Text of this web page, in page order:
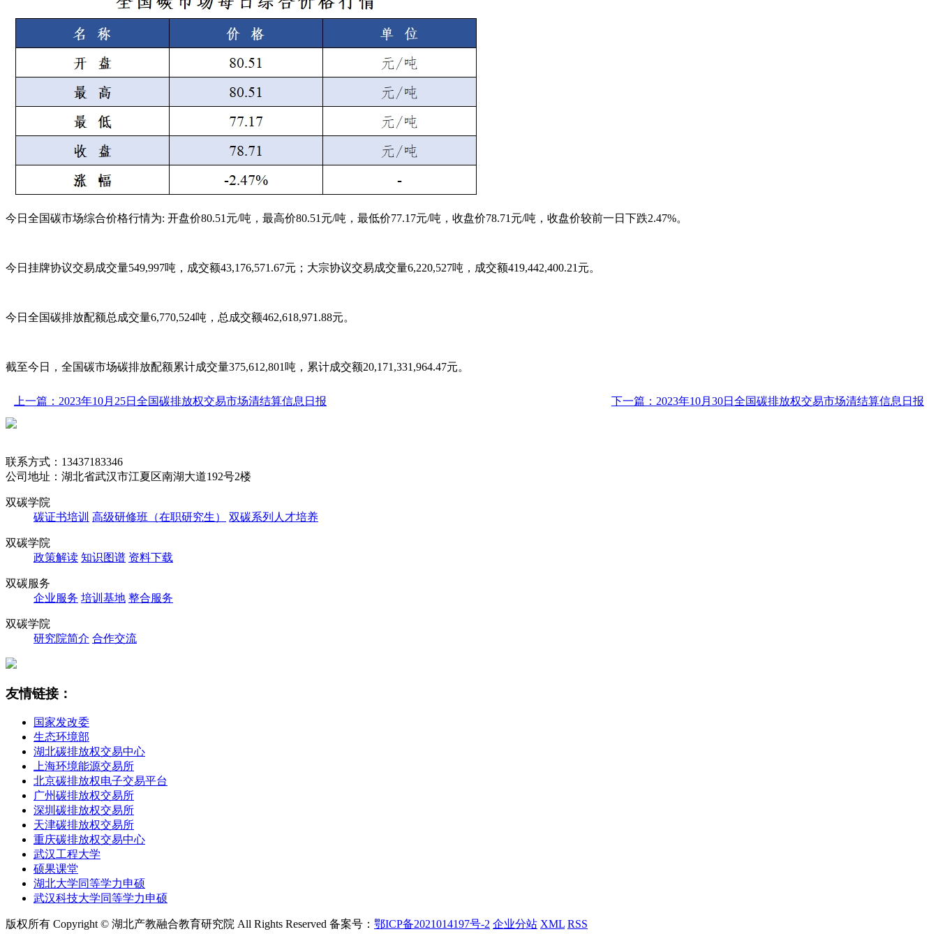
今日全国碳市场综合价格行情为: 开盘价80.51元/吨，最高价80.51元/吨，最低价77.17元/吨，收盘价78.71元/吨，收盘价较前一日下跌2.47%。
今日挂牌协议交易成交量549,997吨，成交额43,176,571.67元；大宗协议交易成交量6,220,527吨，成交额419,442,400.21元。
今日全国碳排放配额总成交量6,770,524吨，总成交额462,618,971.88元。
截至今日，全国碳市场碳排放配额累计成交量375,612,801吨，累计成交额20,171,331,964.47元。
上一篇：2023年10月25日全国碳排放权交易市场清结算信息日报 下一篇：2023年10月30日全国碳排放权交易市场清结算信息日报
联系方式：13437183346
公司地址：湖北省武汉市江夏区南湖大道192号2楼
双碳学院
碳证书培训 高级研修班（在职研究生） 双碳系列人才培养
双碳学院
政策解读 知识图谱 资料下载
双碳服务
企业服务 培训基地 整合服务
双碳学院
研究院简介 合作交流
友情链接：
国家发改委
生态环境部
湖北碳排放权交易中心
上海环境能源交易所
北京碳排放权电子交易平台
广州碳排放权交易所
深圳碳排放权交易所
天津碳排放权交易所
重庆碳排放权交易中心
武汉工程大学
硕果课堂
湖北大学同等学力申硕
武汉科技大学同等学力申硕
版权所有 Copyright © 湖北产教融合教育研究院 All Rights Reserved 备案号： 鄂ICP备2021014197号-2 企业分站 XML RSS